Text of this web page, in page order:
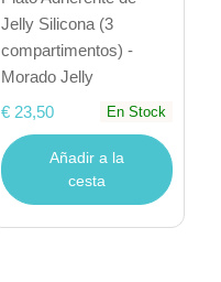
Jelly Silicona (3
compartimentos) -
Morado Jelly
€ 23,50
En Stock
Añadir a la
cesta